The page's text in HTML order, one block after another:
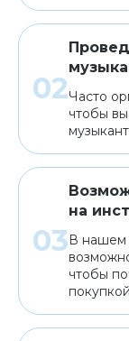
Часто
чтобы
на
В нашем
чтобы